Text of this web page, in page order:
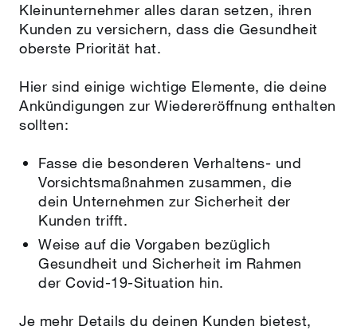
Kleinunternehmer alles daran setzen, ihren
Kunden zu versichern, dass die Gesundheit
oberste Priorität hat.
Hier sind einige wichtige Elemente, die deine
Ankündigungen zur Wiedereröffnung enthalten
sollten:
Fasse die besonderen Verhaltens- und
Vorsichtsmaßnahmen zusammen, die
dein Unternehmen zur Sicherheit der
Kunden trifft.
Weise auf die Vorgaben bezüglich
Gesundheit und Sicherheit im Rahmen
der Covid-19-Situation hin.
Je mehr Details du deinen Kunden bietest,